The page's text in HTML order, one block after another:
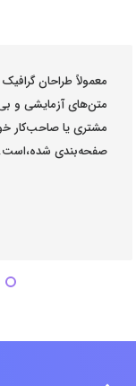
معمولاً طراحان
متن‌های آزمایشی و
مشتری یا صاحب‌کار
صفحه‌بندی شده،است.